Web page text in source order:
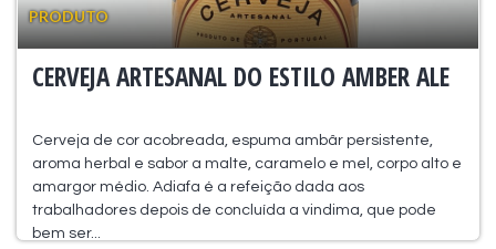
PRODUTO
CERVEJA ARTESANAL DO ESTILO AMBER ALE
Cerveja de cor acobreada, espuma ambâr persistente,
aroma herbal e sabor a malte, caramelo e mel, corpo alto e
amargor médio. Adiafa é a refeição dada aos
trabalhadores depois de concluída a vindima, que pode
bem ser...